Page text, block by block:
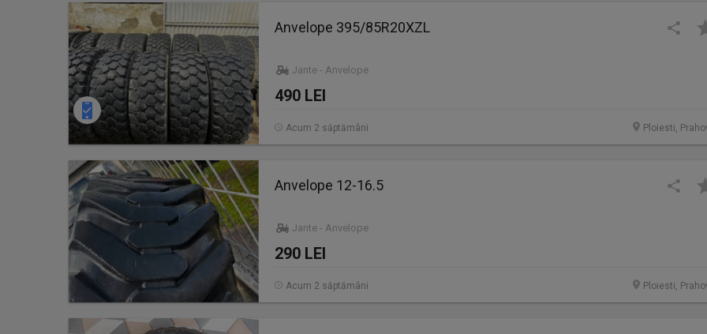
Anvelope 395/85R20XZL
Jante - Anvelope
490 LEI
Ploiesti,
Acum 2 săptămâni
Anvelope 12-16.5
Jante - Anvelope
290 LEI
Ploiesti,
Acum 2 săptămâni